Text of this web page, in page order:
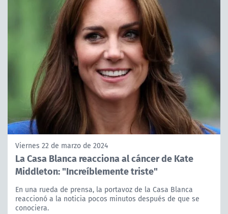
Viernes 22 de marzo de 2024
La Casa Blanca reacciona al cáncer de Kate
Middleton: "Increíblemente triste"
En una rueda de prensa, la portavoz de la Casa Blanca
reaccionó a la noticia pocos minutos después de que se
conociera.